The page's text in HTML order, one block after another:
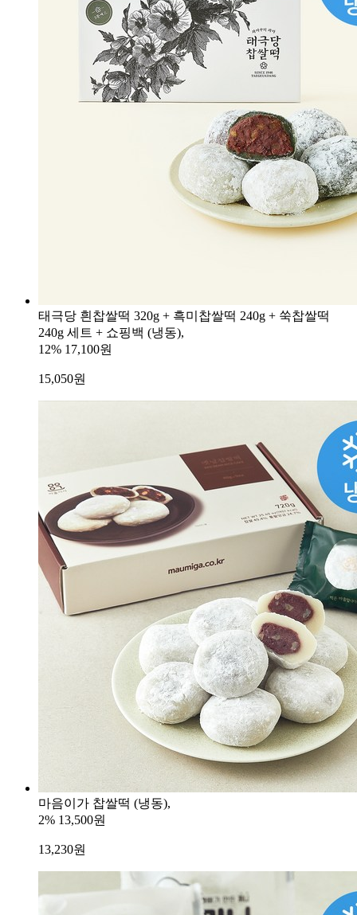
태극당 흰찹쌀떡 320g + 흑미찹쌀떡 240g + 쑥찹쌀떡
240g 세트 + 쇼핑백 (냉동),
12% 17,100원
15,050원
마음이가 찹쌀떡 (냉동),
2% 13,500원
13,230원